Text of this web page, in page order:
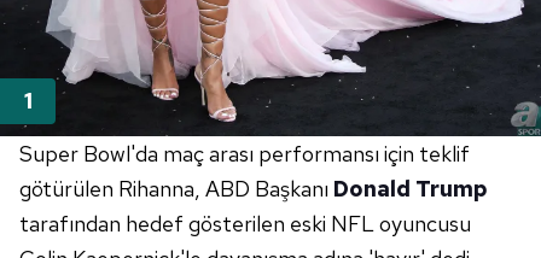
Super Bowl'da maç arası performansı için teklif
götürülen Rihanna, ABD Başkanı Donald Trump
tarafından hedef gösterilen eski NFL oyuncusu